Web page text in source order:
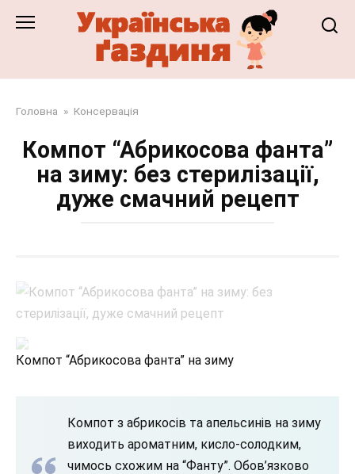
Головна » Консервація
Компот “Абрикосова фанта”
на зиму: без стерилізації,
дуже смачний рецепт
Компот “Абрикосова фанта” на зиму
Компот з абрикосів та апельсинів на зиму
виходить ароматним, кисло-солодким,
чимось схожим на “Фанту”. Обов’язково